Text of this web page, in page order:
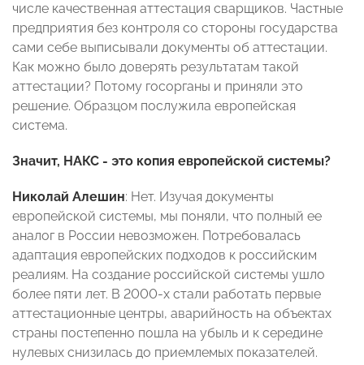
числе качественная аттестация сварщиков. Частные
предприятия без контроля со стороны государства
сами себе выписывали документы об аттестации.
Как можно было доверять результатам такой
аттестации? Потому госорганы и приняли это
решение. Образцом послужила европейская
система.
Значит, НАКС - это копия европейской системы?
Николай Алешин: Нет. Изучая документы
европейской системы, мы поняли, что полный ее
аналог в России невозможен. Потребовалась
адаптация европейских подходов к российским
реалиям. На создание российской системы ушло
более пяти лет. В 2000-х стали работать первые
аттестационные центры, аварийность на объектах
страны постепенно пошла на убыль и к середине
нулевых снизилась до приемлемых показателей.